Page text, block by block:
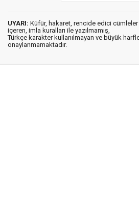
UYARI: Küfür, hakaret, rencide edici cümleler
içeren, imla kuralları ile yazılmamış,
Türkçe karakter kullanılmayan ve büyük
onaylanmamaktadır.